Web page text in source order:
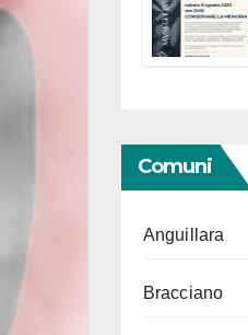
Comuni
Anguillara
Bracciano